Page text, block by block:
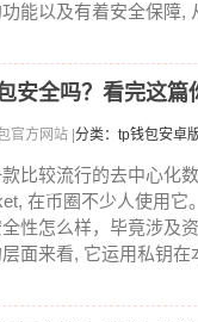
功能以及有着安全保障,
安全吗？看完这篇
官方网站 | 分类：tp钱包安卓
比较流行的去中心化
在币圈不少人使用它
全性怎么样，毕竟涉及
层面来看, 它运用私钥在